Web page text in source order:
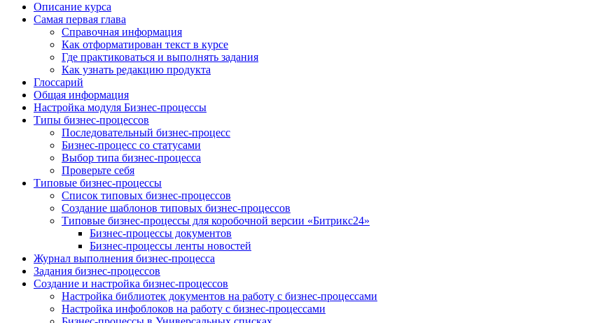
Описание курса
Самая первая глава
Справочная информация
Как отформатирован текст в курсе
Где практиковаться и выполнять задания
Как узнать редакцию продукта
Глоссарий
Общая информация
Настройка модуля Бизнес-процессы
Типы бизнес-процессов
Последовательный бизнес-процесс
Бизнес-процесс со статусами
Выбор типа бизнес-процесса
Проверьте себя
Типовые бизнес-процессы
Список типовых бизнес-процессов
Создание шаблонов типовых бизнес-процессов
Типовые бизнес-процессы для коробочной версии «Битрикс24»
Бизнес-процессы документов
Бизнес-процессы ленты новостей
Журнал выполнения бизнес-процесса
Задания бизнес-процессов
Создание и настройка бизнес-процессов
Настройка библиотек документов на работу с бизнес-процессами
Настройка инфоблоков на работу с бизнес-процессами